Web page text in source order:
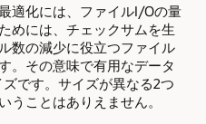
適化には、ファイルI/Oの量
めには、チェックサムを生
数の減少に役立つファイル
。その意味で有用なデータ
です。サイズが異なる2つ
うことはありえません。